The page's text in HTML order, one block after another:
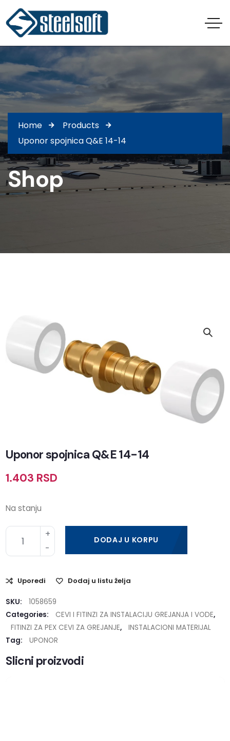
Home
Products
Uponor spojnica Q&E 14-14
Shop
Uponor spojnica Q&E 14-14
1.403 RSD
Na stanju
DODAJ U KORPU
Uporedi Dodaj u listu želja
SKU:
1058659
Categories:
CEVI I FITINZI ZA INSTALACIJU GREJANJA I VODE,
FITINZI ZA PEX CEVI ZA GREJANJE,
INSTALACIONI MATERIJAL
Tag:
UPONOR
Slicni proizvodi